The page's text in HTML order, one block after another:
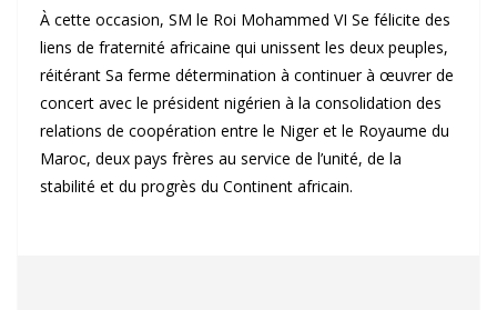
À cette occasion, SM le Roi Mohammed VI Se félicite des
liens de fraternité africaine qui unissent les deux peuples,
réitérant Sa ferme détermination à continuer à œuvrer de
concert avec le président nigérien à la consolidation des
relations de coopération entre le Niger et le Royaume du
Maroc, deux pays frères au service de l’unité, de la
stabilité et du progrès du Continent africain.